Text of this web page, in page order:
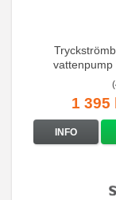
vattenpump
1 395
INFO